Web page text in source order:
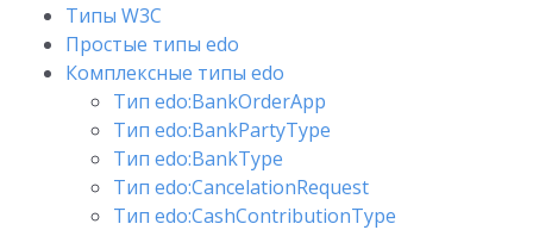
Типы W3C
Простые типы edo
Комплексные типы edo
Тип edo:BankOrderApp
Тип edo:BankPartyType
Тип edo:BankType
Тип edo:CancelationRequest
Тип edo:CashContributionType